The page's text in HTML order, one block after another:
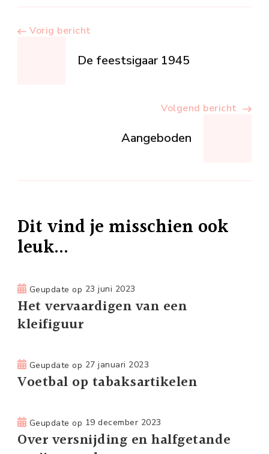
Berichtnavigatie
Vorig bericht
De feestsigaar 1945
Volgend bericht
Aangeboden
Dit vind je misschien ook
leuk...
Geupdate op 23 juni 2023
Het vervaardigen van een
kleifiguur
Geupdate op 27 januari 2023
Voetbal op tabaksartikelen
Geupdate op 19 december 2023
Over versnijding en halfgetande